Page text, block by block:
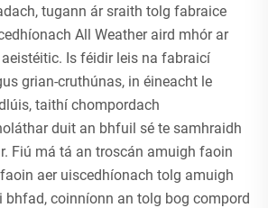
tugann ár sraith tolg fabraice
All Weather aird mhór ar
Is féidir leis na fabraicí
grian-cruthúnas, in éineacht le
taithí chompordach
duit an bhfuil sé te samhraidh
Fiú má tá an troscán amuigh faoin
aer uiscedhíonach tolg amuigh
bhfad, coinníonn an tolg bog compord